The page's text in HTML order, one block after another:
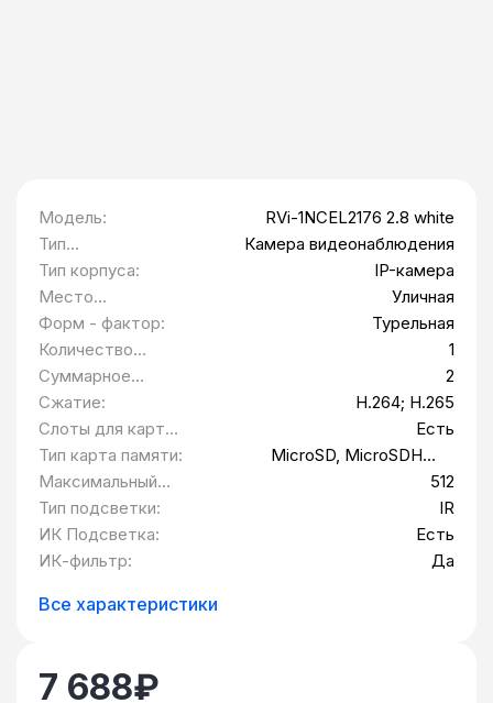
Модель:
RVi-1NCEL2176 2.8 white
Тип
оборудования:
Камера видеонаблюдения
Тип корпуса:
IP-камера
Место
установки:
Уличная
Форм - фактор:
Турельная
Количество
камер, шт:
1
Суммарное
разрешение
камер, Мп:
2
Сжатие:
H.264; H.265
Слоты для карт
памяти:
Есть
Тип карта памяти:
MicroSD, MicroSDHC,
MicroSDXC
Максимальный
объем карты
памяти:
512
Тип подсветки:
IR
ИК Подсветка:
Есть
ИК-фильтр:
Да
Все характеристики
7 688₽